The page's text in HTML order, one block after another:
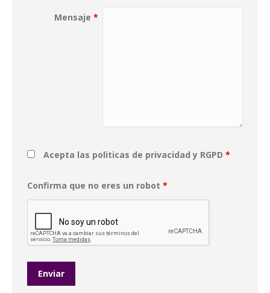
Mensaje*
Acepta las politicas de privacidad y RGPD *
Confirma que no eres un robot *